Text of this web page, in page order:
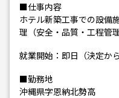
■仕事内容
ホテル新築工事での設備
理（安全・品質・工程管
就業開始：即日（決定か
■勤務地
沖縄県字恩納北勢高